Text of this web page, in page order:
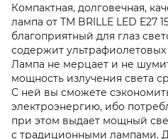
Компактная, долговечная,
лампа от ТМ BRILLE LED E27
благоприятный для глаз
содержит
Лампа не мерцает и не
мощность излучения света
С ней вы сможете
электроэнергию, ибо
при этом выдает мощный
с традиционными лампами.